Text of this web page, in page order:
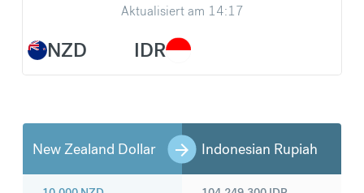
NZD
Aktualisiert am 14:17
IDR
New Zealand Dollar Indonesian Rupiah